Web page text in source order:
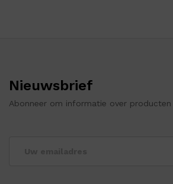
Nieuwsbrief
Abonneer om informatie over